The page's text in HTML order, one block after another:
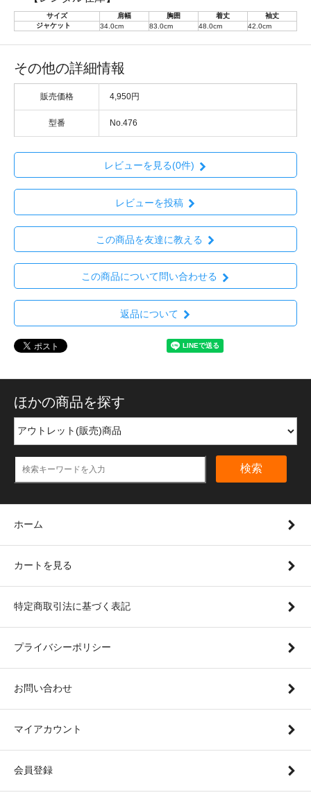
サイズ 肩幅 胸囲 着丈
袖丈
ジャケット
34.0cm 83.0cm 48.0cm 42.0cm
その他の詳細情報
販売価格 4,950円
型番 No.476
レビューを見る(0件)
レビューを投稿
この商品を友達に教える
この商品について問い合わせる
返品について
ほかの商品を探す
検索
ホーム
カートを見る
特定商取引法に基づく表記
プライバシーポリシー
お問い合わせ
マイアカウント
会員登録